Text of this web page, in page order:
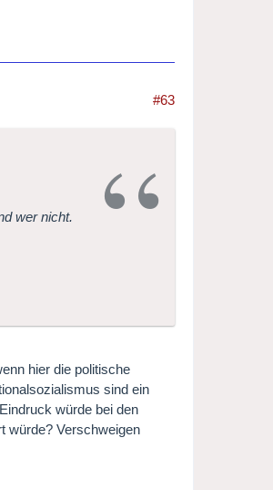
#63
wer nicht.
hier die politische
sind ein
würde bei den
würde? Verschweigen